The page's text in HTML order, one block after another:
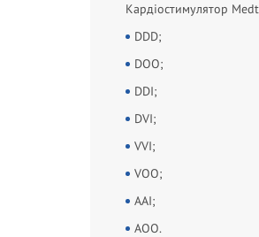
Кардіостимулятор
DDD;
DOO;
DDI;
DVI;
VVI;
VOO;
AAI;
AOO.